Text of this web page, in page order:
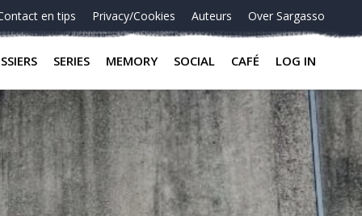
en tips Privacy/Cookies Auteurs Over Sargasso
SERIES MEMORY SOCIAL CAFÉ LOG IN